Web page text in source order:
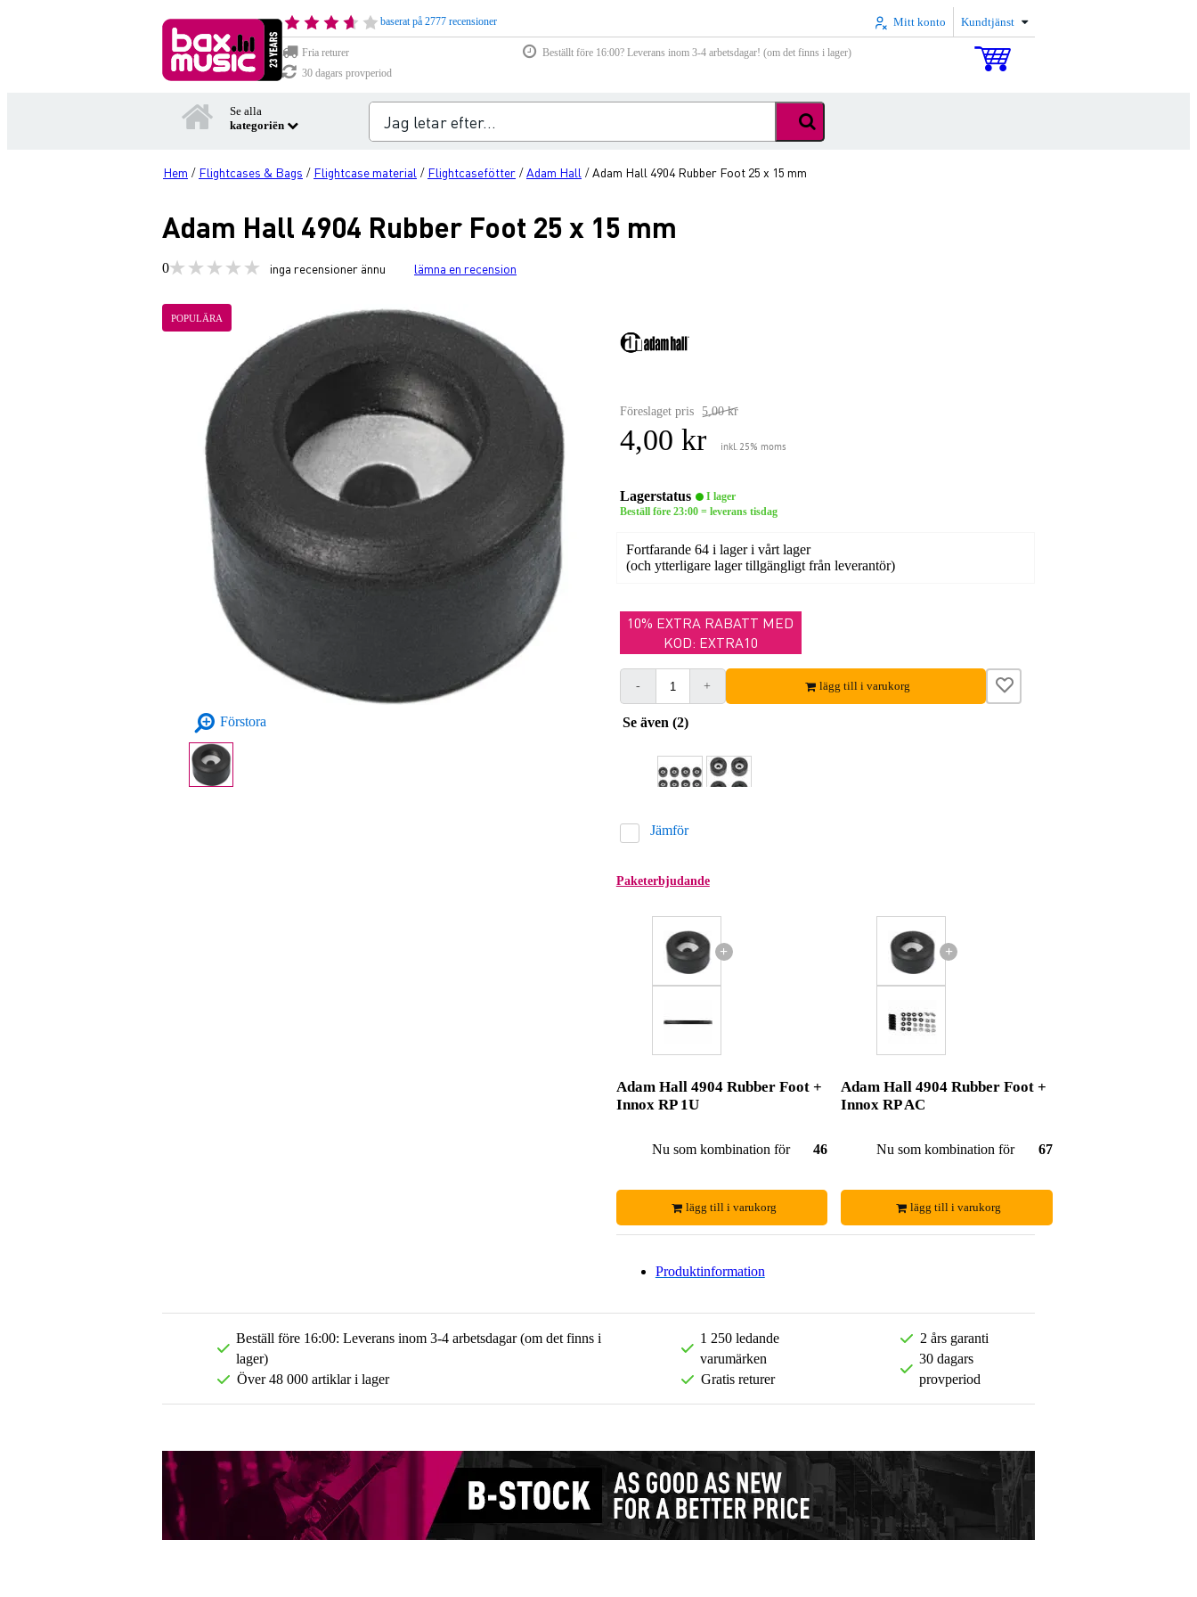
baserat på 2777 recensioner Mitt konto Kundtjänst
Fria returer
Beställt före 16:00? Leverans inom 3-4 arbetsdagar! (om det finns i lager)
30 dagars provperiod
Se alla
kategoriën
Hem / Flightcases & Bags / Flightcase material / Flightcasefötter /Adam Hall /Adam Hall 4904 Rubber Foot 25 x 15 mm
Adam Hall 4904 Rubber Foot 25 x 15 mm
0 inga recensioner ännu lämna en recension
POPULÄRA
Förstora
Föreslaget pris 5,00 kr
4,00 kr inkl. 25% moms
Lagerstatus
I lager
Beställ före 23:00 = leverans tisdag
Fortfarande 64 i lager i vårt lager
(och ytterligare lager tillgängligt från leverantör)
10% EXTRA RABATT MED
KOD: EXTRA10
- + lägg till i varukorg
Se även (2)
Jämför
Paketerbjudande
+
Adam Hall 4904 Rubber Foot +
Innox RP 1U
Nu som kombination för 46,00 kr
lägg till i varukorg
+
Adam Hall 4904 Rubber Foot +
Innox RP AC
Nu som kombination för 67,00 kr
lägg till i varukorg
Produktinformation
Beställ före 16:00: Leverans inom 3-4 arbetsdagar (om det finns i
lager)
Över 48 000 artiklar i lager
1 250 ledande
varumärken
Gratis returer
2 års garanti
30 dagars
provperiod